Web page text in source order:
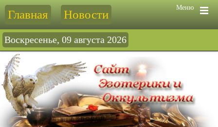
Меню
Главная Новости
Воскресенье, 09 августа 2026